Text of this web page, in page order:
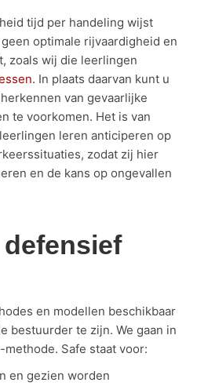
tijd per handeling wijst
optimale rijvaardigheid en
zoals wij die leerlingen
In plaats daarvan kunt u
van gevaarlijke
te voorkomen. Het is van
leren anticiperen op
zodat zij hier
en de kans op ongevallen
en modellen beschikbaar
bestuurder te zijn. We gaan in
Safe staat voor:
en gezien worden